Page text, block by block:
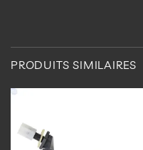
PRODUITS SIMILAIRES